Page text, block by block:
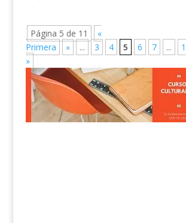
Página 5 de 11
«
Primera
« ... 3 4 5 6 7 ...
»